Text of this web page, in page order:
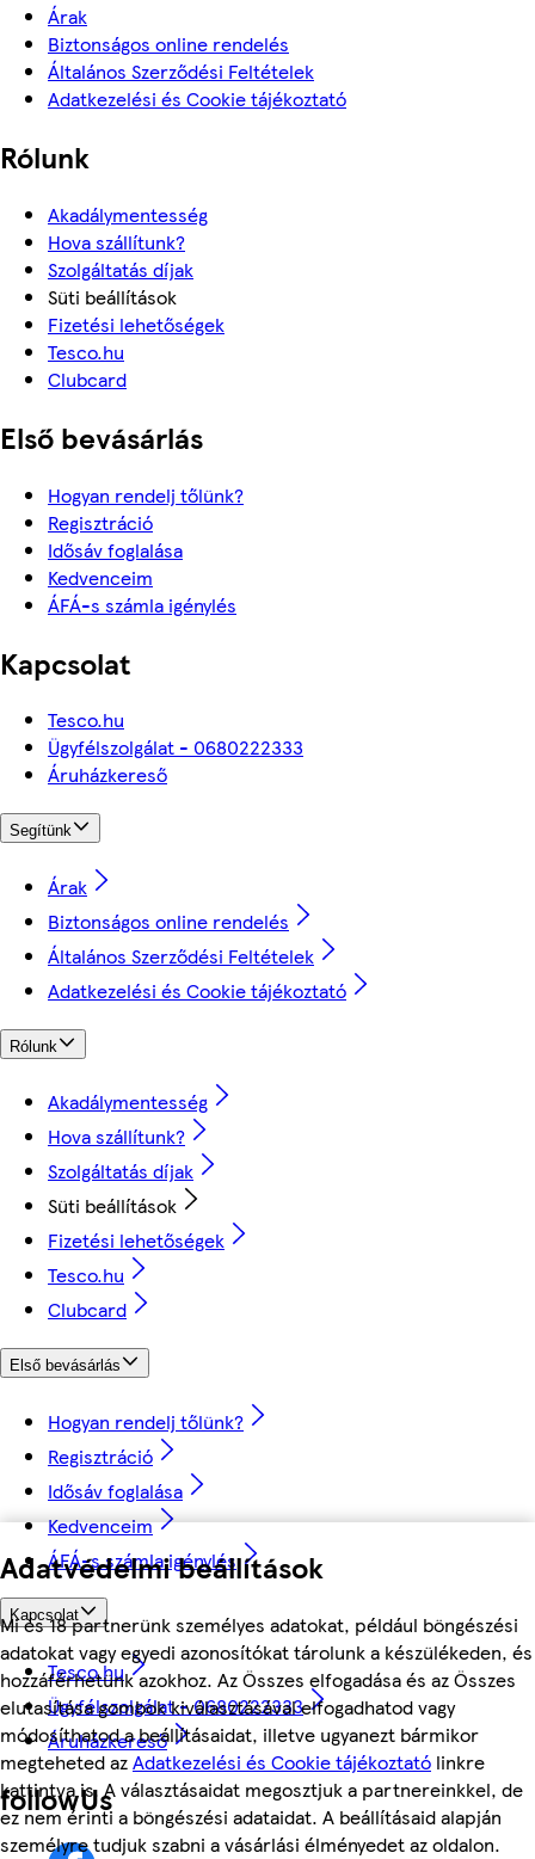
Adatvédelmi beállítások
Mi és 18 partnerünk személyes adatokat, például böngészési
adatokat vagy egyedi azonosítókat tárolunk a készülékeden, és
hozzáférhetünk azokhoz. Az Összes elfogadása és az Összes
elutasítása gombok kiválasztásával elfogadhatod vagy
módosíthatod a beállításaidat, illetve ugyanezt bármikor
megteheted azAdatkezelési és Cookie tájékoztató linkre
kattintva is. A választásaidat megosztjuk a partnereinkkel, de
ez nem érinti a böngészési adataidat. A beállításaid alapján
személyre tudjuk szabni a vásárlási élményedet az oldalon.
Árak
Biztonságos online rendelés
Általános Szerződési Feltételek
Adatkezelési és Cookie tájékoztató
Rólunk
Akadálymentesség
Hova szállítunk?
Szolgáltatás díjak
Süti beállítások
Fizetési lehetőségek
Tesco.hu
Clubcard
Első bevásárlás
Hogyan rendelj tőlünk?
Regisztráció
Idősáv foglalása
Kedvenceim
ÁFÁ-s számla igénylés
Kapcsolat
Tesco.hu
Ügyfélszolgálat - 0680222333
Áruházkereső
Segítünk
Árak
Biztonságos online rendelés
Általános Szerződési Feltételek
Adatkezelési és Cookie tájékoztató
Rólunk
Akadálymentesség
Hova szállítunk?
Szolgáltatás díjak
Süti beállítások
Fizetési lehetőségek
Tesco.hu
Clubcard
Első bevásárlás
Hogyan rendelj tőlünk?
Regisztráció
Idősáv foglalása
Kedvenceim
ÁFÁ-s számla igénylés
Kapcsolat
Tesco.hu
Ügyfélszolgálat - 0680222333
Áruházkereső
followUs